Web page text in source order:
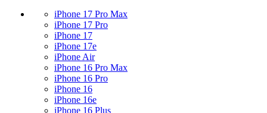
iPhone 17 Pro Max
iPhone 17 Pro
iPhone 17
iPhone 17e
iPhone Air
iPhone 16 Pro Max
iPhone 16 Pro
iPhone 16
iPhone 16e
iPhone 16 Plus